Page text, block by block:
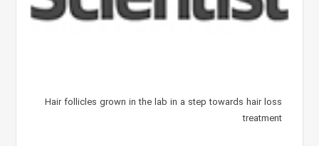
Hair follicles grown in the lab in a step towards hair loss
treatment